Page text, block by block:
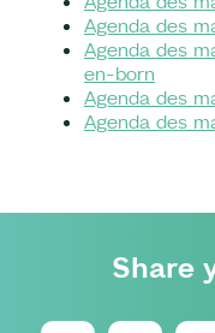
Agenda des
Agenda des
en-born
Agenda des
Agenda des
Share